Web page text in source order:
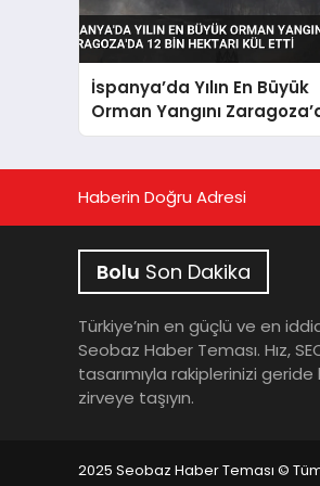
İspanya’da Yılın En Büyük
Orman Yangını
12 Bin Hektarı Kül Etti
Haberin Doğru Adresi
Bolu Son Dakika
Türkiye’nin en güçlü ve en
Seobaz Haber Teması. Hız,
tasarımıyla rakiplerinizi geride
zirveye taşıyın.
2025 Seobaz Haber Teması © Tüm